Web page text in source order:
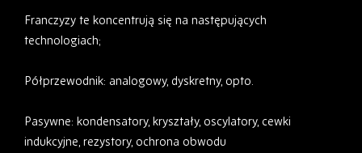
Franczyzy te koncentrują się na następujących
technologiach;
Półprzewodnik: analogowy, dyskretny, opto.
Pasywne: kondensatory, kryształy, oscylatory, cewki
indukcyjne, rezystory, ochrona obwodu